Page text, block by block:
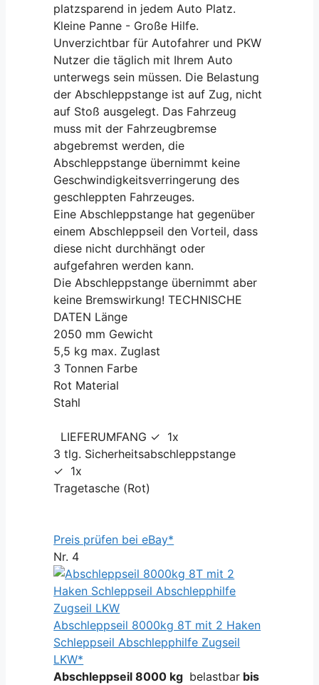
platzsparend in jedem Auto Platz.
Kleine Panne - Große Hilfe.
Unverzichtbar für Autofahrer und PKW
Nutzer die täglich mit Ihrem Auto
unterwegs sein müssen. Die Belastung
der Abschleppstange ist auf Zug, nicht
auf Stoß ausgelegt. Das Fahrzeug
muss mit der Fahrzeugbremse
abgebremst werden, die
Abschleppstange übernimmt keine
Geschwindigkeitsverringerung des
geschleppten Fahrzeuges.
Eine Abschleppstange hat gegenüber
einem Abschleppseil den Vorteil, dass
diese nicht durchhängt oder
aufgefahren werden kann.
Die Abschleppstange übernimmt aber
keine Bremswirkung! TECHNISCHE
DATEN Länge
2050 mm Gewicht
5,5 kg max. Zuglast
3 Tonnen Farbe
Rot Material
Stahl
LIEFERUMFANG ✓ 1x
3 tlg. Sicherheitsabschleppstange
✓ 1x
Tragetasche (Rot)
Preis prüfen bei eBay*
Nr. 4
Abschleppseil 8000kg 8T mit 2 Haken
Schleppseil Abschlepphilfe Zugseil
LKW*
Abschleppseil 8000 kg belastbar bis